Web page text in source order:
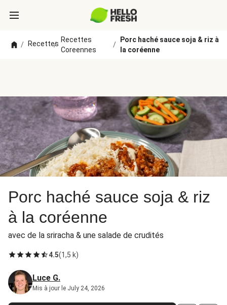
/ Recettes
/
Recettes
Coreennes
/
Porc haché sauce soja & riz à
la coréenne
Porc haché sauce soja & riz
à la coréenne
avec de la sriracha & une salade de crudités
4.5(1,5 k)
Luce G.
Mis à jour le July 24, 2026